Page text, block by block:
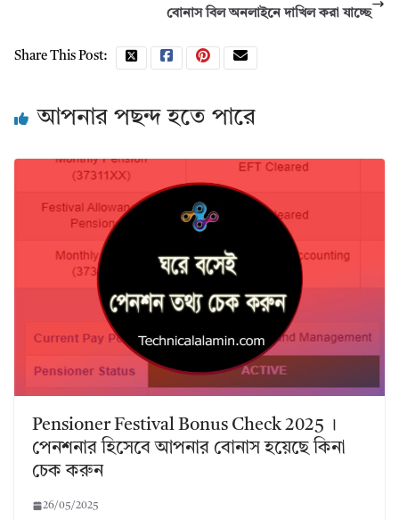
বোনাস বিল অনলাইনে দাখিল করা যাচ্ছে
Share This Post:
আপনার পছন্দ হতে পারে
Pensioner Festival Bonus Check 2025 ।
পেনশনার হিসেবে আপনার বোনাস হয়েছে কিনা
চেক করুন
26/05/2025